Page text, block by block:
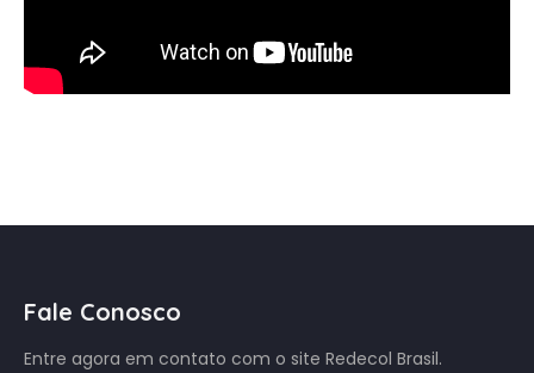
Fale Conosco
Entre agora em contato com o site Redecol Brasil.